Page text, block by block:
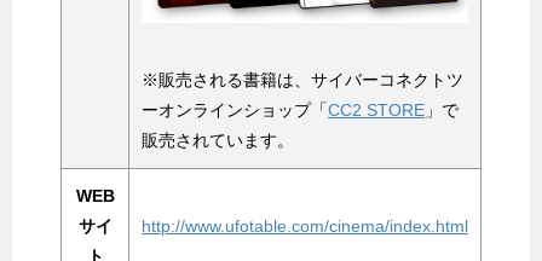
※販売される書籍は、サイバーコネクトツ
ーオンラインショップ「CC2 STORE 」で
販売されています。
WEB
サイ
ト
http://www.ufotable.com/cinema/index.html